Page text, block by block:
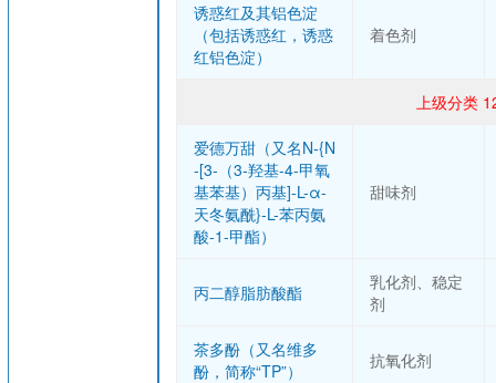
诱惑红及其铝色淀
（包括诱惑红，诱惑
红铝色淀）
着色剂
上级分类
爱德万甜（又名N-{N
-[3-（3-羟基-4-甲氧
基苯基）丙基]-L-α-
天冬氨酰}-L-苯丙氨
酸-1-甲酯）
甜味剂
丙二醇脂肪酸酯
乳化剂、稳定
剂
茶多酚（又名维多
酚，简称“TP”）
抗氧化剂